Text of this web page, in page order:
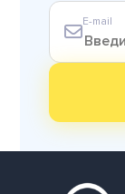
E-mail